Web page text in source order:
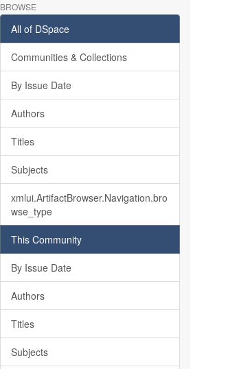
BROWSE
All of DSpace
Communities & Collections
By Issue Date
Authors
Titles
Subjects
xmlui.ArtifactBrowser.Navigation.bro
wse_type
This Community
By Issue Date
Authors
Titles
Subjects